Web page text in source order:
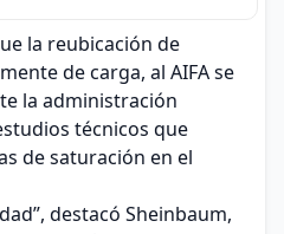
la reubicación de
de carga, al AIFA se
la administración
técnicos que
de saturación en el
destacó Sheinbaum,